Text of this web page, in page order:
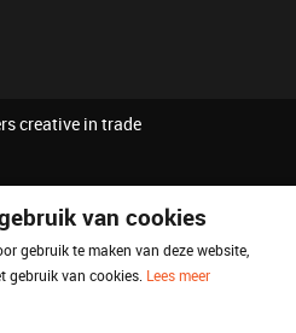
creative in trade
van cookies
gebruik te maken van deze website,
gebruik van cookies. Lees meer